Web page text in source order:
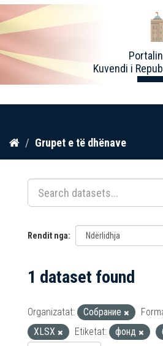
Kalo
përmbajtja
Kuvendi i
Grupet e të dhënave
Rendit nga
1 dataset found
Organizatat: Собрание
XLSX
Etiketat: фонд